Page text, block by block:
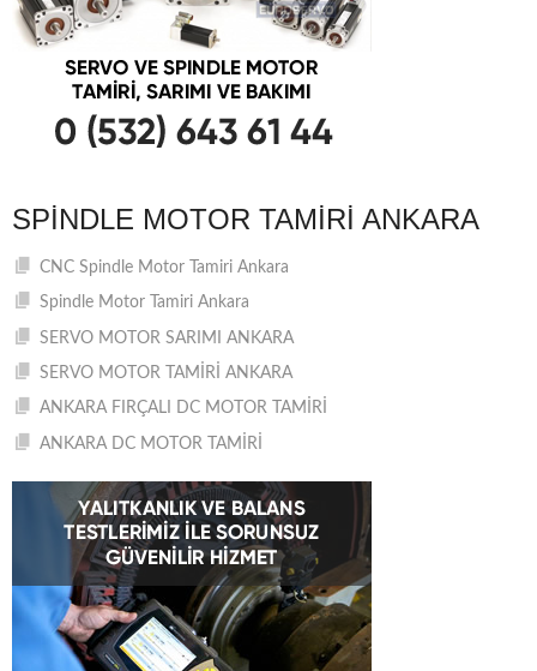
SPINDLE MOTOR TAMIRI ANKARA
CNC Spindle Motor Tamiri Ankara
Spindle Motor Tamiri Ankara
SERVO MOTOR SARIMI ANKARA
SERVO MOTOR TAMİRİ ANKARA
ANKARA FIRÇALI DC MOTOR TAMİRİ
ANKARA DC MOTOR TAMİRİ